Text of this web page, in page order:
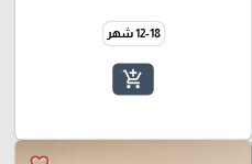
12-18 شهر
add_shopping_cart